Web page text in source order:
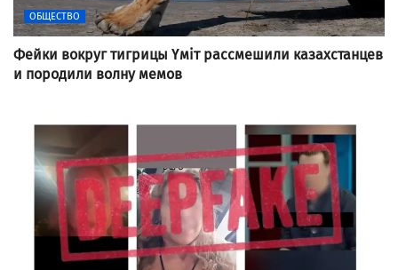
ОБЩЕСТВО
Фейки вокруг тигрицы Үміт рассмешили казахстанцев
и породили волну мемов